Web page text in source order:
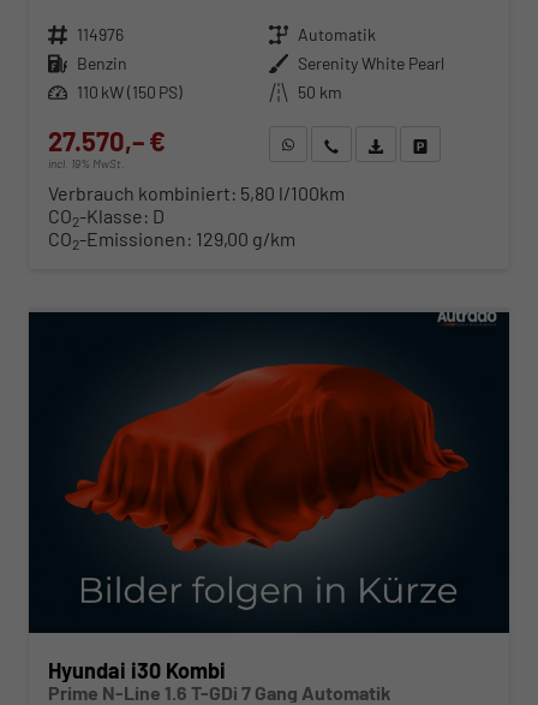
Fahrzeugnr. 114976 Getriebe Automatik
Kraftstoff Benzin Außenfarbe Serenity White Pearl
Leistung 110 kW (150 PS) Kilometerstand 50 km
27.570,– €
incl. 19% MwSt.
WhatsApp anfragen
Wir rufen Sie anFahrzeugexposé (PDF)
Verbrauch kombiniert: 5,80 l/100km
CO2-Klasse: D
CO2-Emissionen: 129,00 g/km
Hyundai i30 Kombi
Prime N-Line 1.6 T-GDi 7 Gang Automatik